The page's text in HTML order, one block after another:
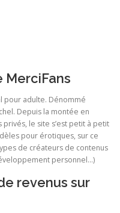
MerciFans
pour adulte. Dénommé
Depuis la montée en
le site s’est petit à petit
pour érotiques, sur ce
de créateurs de contenus
personnel…)
revenus sur